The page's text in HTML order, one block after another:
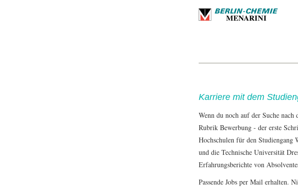
Karriere mit dem
Wenn du noch auf der Suche
Rubrik Bewerbung - der erste
Hochschulen für den
und die Technische Universität
Erfahrungsberichte von
Passende Jobs per Mail erhalten.